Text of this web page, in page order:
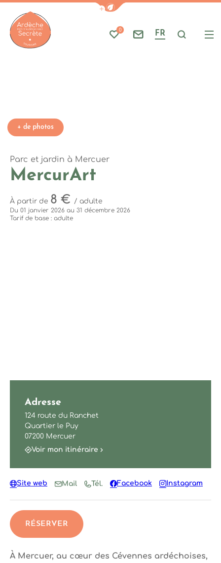
Afficher la barre de
Mes favoris
0
Nous contacter
FR Je
Parc et jardin à Mercuer
MercurArt
Le jardin de Mercurart, ©
+ de photos
Photo 6, ©Mercurart
Photo 7, ©Mercurart
Photo 8, ©Mercurart
Photo 9, ©Mercurart
Photo 10, ©Mercurart
À Mercuer, au cœur des Cévennes ardéchoises,
À partir de 8 € / adulte
Du 01 janvier 2026 au 31 décembre 2026
Tarif de base : adulte
Adresse
124 route du Ranchet
Quartier le Puy
07200 Mercuer
Voir mon itinéraire
Site web Mail Tél. Facebook Instagram
RÉSERVER